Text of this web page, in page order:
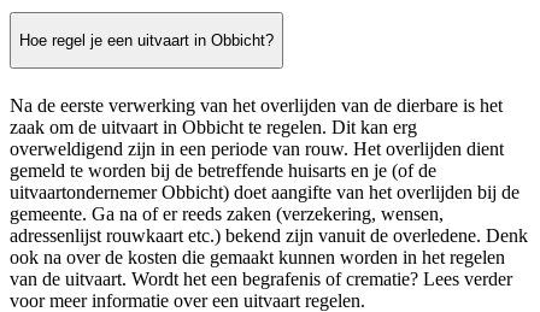
Hoe regel je een uitvaart in Obbicht?
Na de eerste verwerking van het overlijden van de dierbare is het
zaak om de uitvaart in Obbicht te regelen. Dit kan erg
overweldigend zijn in een periode van rouw. Het overlijden dient
gemeld te worden bij de betreffende huisarts en je (of de
uitvaartondernemer Obbicht) doet aangifte van het overlijden bij de
gemeente. Ga na of er reeds zaken (verzekering, wensen,
adressenlijst rouwkaart etc.) bekend zijn vanuit de overledene. Denk
ook na over de kosten die gemaakt kunnen worden in het regelen
van de uitvaart. Wordt het een begrafenis of crematie? Lees verder
voor meer informatie over een uitvaart regelen.